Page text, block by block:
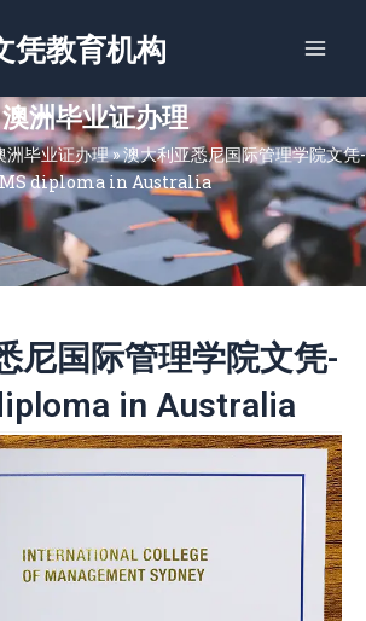
凭教育机构
澳洲毕业证办理
洲毕业证办理»澳大利亚悉尼国际管理学院文凭-
diploma in Australia
尼国际管理学院文凭-
in Australia